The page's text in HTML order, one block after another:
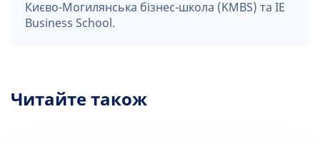
Києво-Могилянська бізнес-школа (KMBS) та IE
Business School.
Читайте також